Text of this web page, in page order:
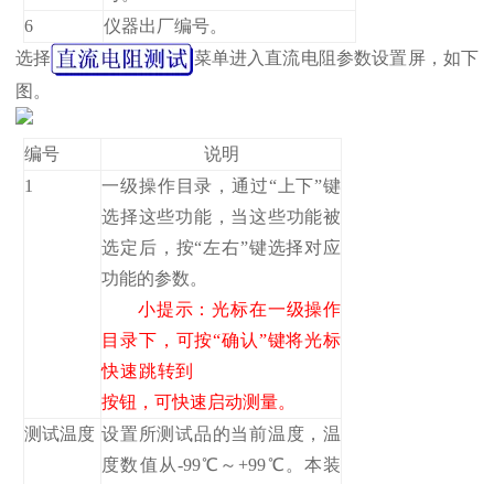
6
仪器出厂编号。
选择
菜单进入直流电阻参数设置屏，如下
图。
编号
说明
1
一级操作目录，通过“上下”键
选择这些功能，当这些功能被
选定后，按“左右”键选择对应
功能的参数。
小提示：光标在一级操作
目录下，可按“确认”键将光标
快速跳转到
按钮，可快速启动测量。
测试温度 设置所测试品的当前温度，温
度数值从-99℃～+99℃。本装